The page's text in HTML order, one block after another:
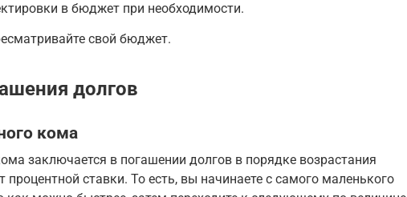
в бюджет при необходимости.
свой бюджет.
долгов
кома
заключается в погашении долгов в порядке возрастания
ставки. То есть, вы начинаете с самого маленького